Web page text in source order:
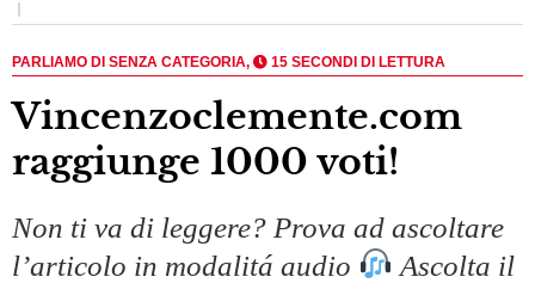
PARLIAMO DI SENZA CATEGORIA, 15 SECONDI DI LETTURA
vincenzoclemente.com
raggiunge 1000 voti!
Non ti va di leggere? Prova ad ascoltare
l’articolo in modalitá audio
Ascolta il